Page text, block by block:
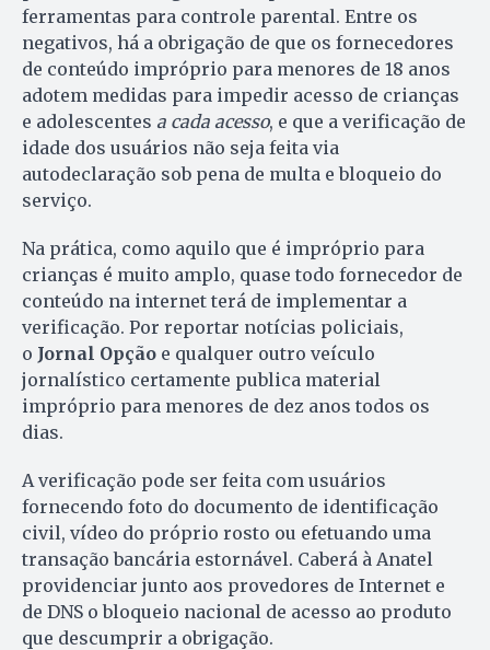
ferramentas para controle parental. Entre os
negativos, há a obrigação de que os fornecedores
de conteúdo impróprio para menores de 18 anos
adotem medidas para impedir acesso de crianças
e adolescentes a cada acesso, e que a verificação de
idade dos usuários não seja feita via
autodeclaração sob pena de multa e bloqueio do
serviço.
Na prática, como aquilo que é impróprio para
crianças é muito amplo, quase todo fornecedor de
conteúdo na internet terá de implementar a
verificação. Por reportar notícias policiais,
o Jornal Opção e qualquer outro veículo
jornalístico certamente publica material
impróprio para menores de dez anos todos os
dias.
A verificação pode ser feita com usuários
fornecendo foto do documento de identificação
civil, vídeo do próprio rosto ou efetuando uma
transação bancária estornável. Caberá à Anatel
providenciar junto aos provedores de Internet e
de DNS o bloqueio nacional de acesso ao produto
que descumprir a obrigação.